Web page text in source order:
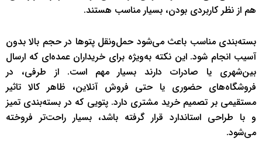
هم از نظر کاربردی بودن، بسیار مناسب هستند.
بسته‌بندی مناسب باعث می‌شود حمل‌ونقل پتوها در حجم بالا بدون
آسیب انجام شود. این نکته به‌ویژه برای خریداران عمده‌ای که ارسال
بین‌شهری یا صادرات دارند بسیار مهم است. از طرفی، در
فروشگاه‌های حضوری یا حتی فروش آنلاین، ظاهر کالا تاثیر
مستقیمی بر تصمیم خرید مشتری دارد. پتویی که در بسته‌بندی تمیز
و با طراحی استاندارد قرار گرفته باشد، بسیار راحت‌تر فروخته
می‌شود.